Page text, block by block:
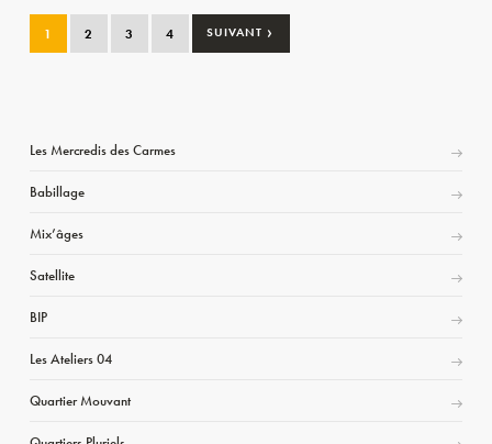
1 2 3 4 SUIVANT ›
Les Mercredis des Carmes
Babillage
Mix’âges
Satellite
BIP
Les Ateliers 04
Quartier Mouvant